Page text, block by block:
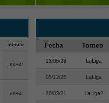
minuto
90+4'
90+4'
Fecha Torneo
23/05/26 LaLiga
05/12/25 LaLiga
20/03/21 LaLiga2